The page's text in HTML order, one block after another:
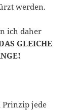
werden.
ich daher
GLEICHE
Prinzip jede